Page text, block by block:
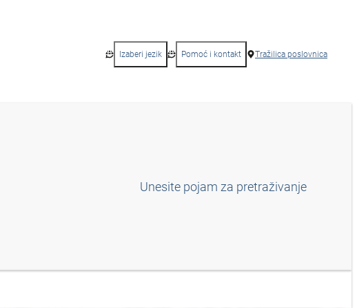
Izaberi jezik Pomoć i kontakt Tražilica poslovnica